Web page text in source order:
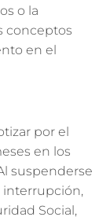
o la
conceptos
en el
por el
en los
suspenderse
interrupción,
Social,